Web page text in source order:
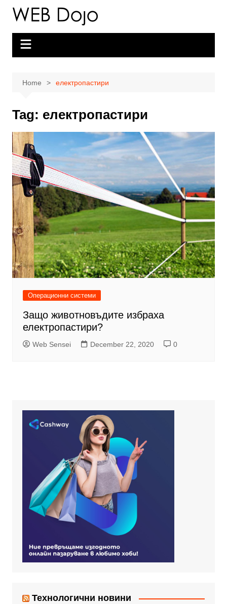
Skip
content
Home електропастири
Tag: електропастири
Операционни системи
Защо животновъдите избраха
електропастири?
Web Sensei December 22, 2020 0
Технологични новини